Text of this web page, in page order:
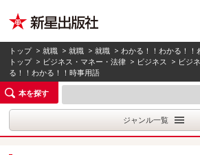
トップ >就職 >就職 >就職 > わかる！！わかる！！
トップ > ビジネス・マネー・法律 > ビジネス > ビジ
る！！わかる！！時事用語
本を探す
ジャンル一覧